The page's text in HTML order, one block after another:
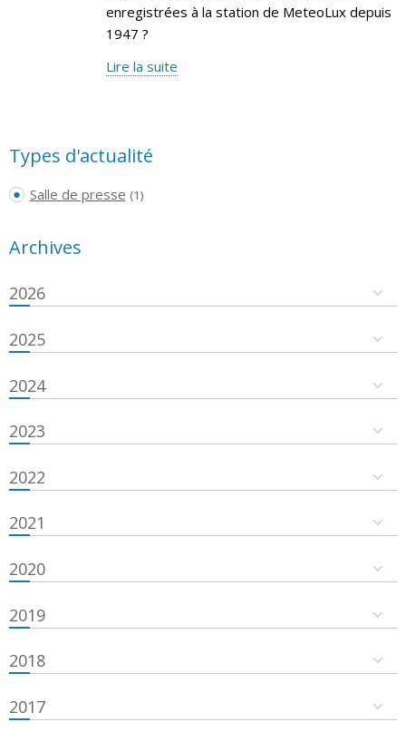
enregistrées à la station de MeteoLux depuis
1947 ?
Lire la suite
Types d'actualité
Salle de presse (1)
Archives
2026
2025
2024
2023
2022
2021
2020
2019
2018
2017